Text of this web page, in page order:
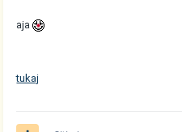
aja
tukaj